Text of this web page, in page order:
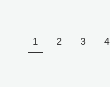
1 2 3 4